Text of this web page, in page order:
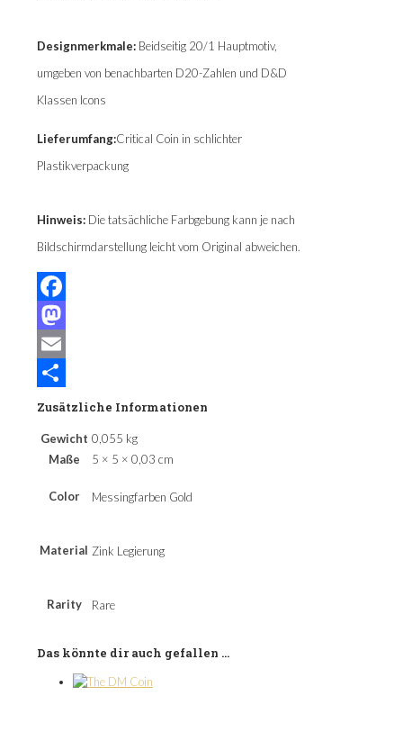
Designmerkmale: Beidseitig 20/1 Hauptmotiv,
umgeben von benachbarten D20-Zahlen und D&D
Klassen Icons
Lieferumfang:Critical Coin in schlichter
Plastikverpackung
Hinweis: Die tatsächliche Farbgebung kann je nach
Bildschirmdarstellung leicht vom Original abweichen.
Facebook
Mastodon
Email
Teilen
Zusätzliche Informationen
Gewicht 0,055 kg
Maße
5 × 5 × 0,03 cm
Color Messingfarben Gold
Material Zink Legierung
Rarity Rare
Das könnte dir auch gefallen …